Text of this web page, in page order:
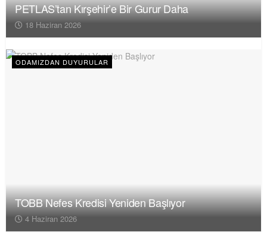
PETLAS’tan Kırşehir’e Bir Gurur Daha
18 Haziran 2026
ODAMIZDAN DUYURULAR
TOBB Nefes Kredisi Yeniden Başlıyor
4 Haziran 2026